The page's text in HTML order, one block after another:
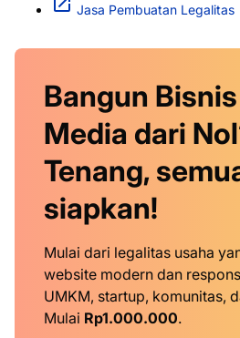
Jasa Pembuatan Legalitas
Bangun
Media dari
Tenang,
siapkan!
Mulai dari legalitas usaha
website modern dan
UMKM, startup, komunitas,
Mulai Rp1.000.000.